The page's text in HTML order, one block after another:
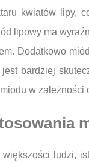
kwiatów lipy,
lipowy ma
Dodatkowo
bardziej
w
ludzi,